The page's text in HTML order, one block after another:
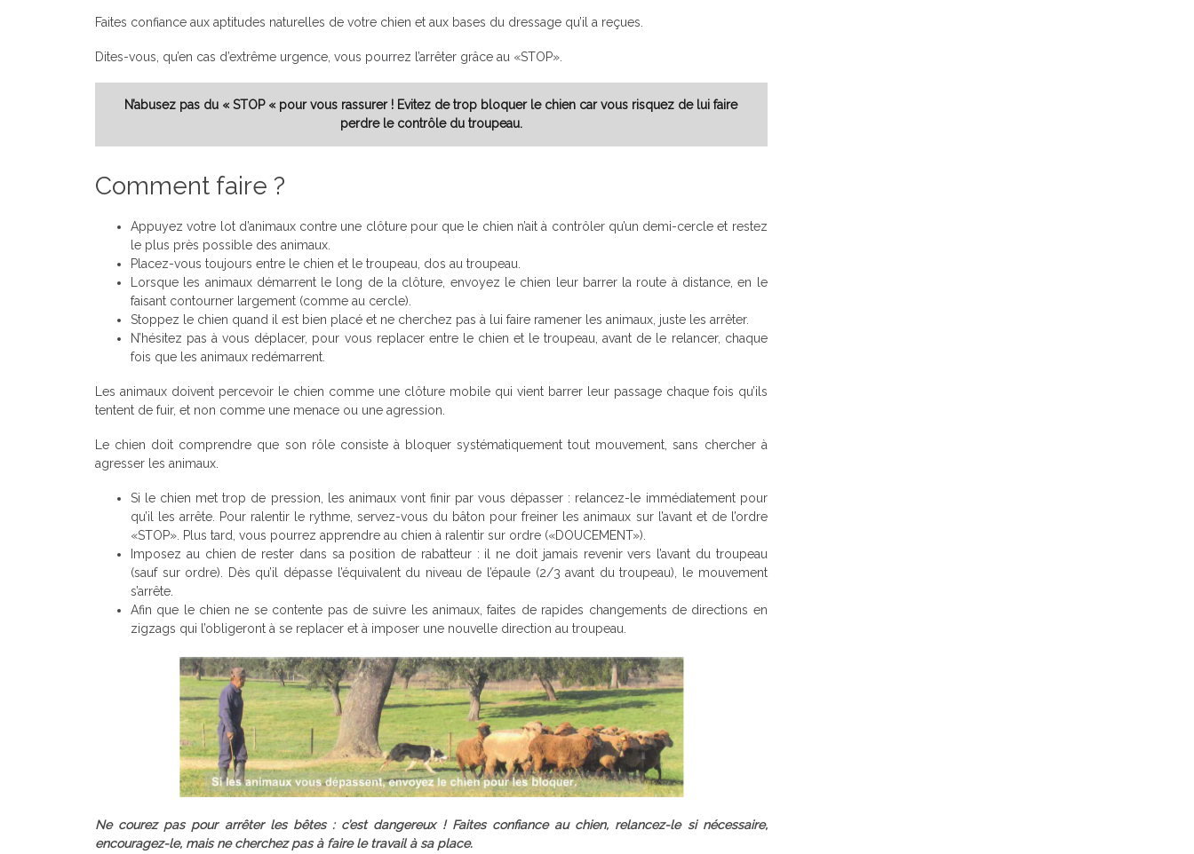
Faites confiance aux aptitudes naturelles de votre chien et aux bases du dressage qu’il a reçues.
Dites-vous, qu’en cas d’extrême urgence, vous pourrez l’arrêter grâce au «STOP».
N’abusez pas du « STOP « pour vous rassurer ! Evitez de trop bloquer le chien car vous risquez de lui faire
perdre le contrôle du troupeau.
Comment faire ?
Appuyez votre lot d’animaux contre une clôture pour que le chien n’ait à contrôler qu’un demi-cercle et restez
le plus près possible des animaux.
Placez-vous toujours entre le chien et le troupeau, dos au troupeau.
Lorsque les animaux démarrent le long de la clôture, envoyez le chien leur barrer la route à distance, en le
faisant contourner largement (comme au cercle).
Stoppez le chien quand il est bien placé et ne cherchez pas à lui faire ramener les animaux, juste les arrêter.
N’hésitez pas à vous déplacer, pour vous replacer entre le chien et le troupeau, avant de le relancer, chaque
fois que les animaux redémarrent.
Les animaux doivent percevoir le chien comme une clôture mobile qui vient barrer leur passage chaque fois qu’ils
tentent de fuir, et non comme une menace ou une agression.
Le chien doit comprendre que son rôle consiste à bloquer systématiquement tout mouvement, sans chercher à
agresser les animaux.
Si le chien met trop de pression, les animaux vont finir par vous dépasser : relancez-le immédiatement pour
qu’il les arrête. Pour ralentir le rythme, servez-vous du bâton pour freiner les animaux sur l’avant et de l’ordre
«STOP». Plus tard, vous pourrez apprendre au chien à ralentir sur ordre («DOUCEMENT»).
Imposez au chien de rester dans sa position de rabatteur : il ne doit jamais revenir vers l’avant du troupeau
(sauf sur ordre). Dès qu’il dépasse l’équivalent du niveau de l’épaule (2/3 avant du troupeau), le mouvement
s’arrête.
Afin que le chien ne se contente pas de suivre les animaux, faites de rapides changements de directions en
zigzags qui l’obligeront à se replacer et à imposer une nouvelle direction au troupeau.
Ne courez pas pour arrêter les bêtes : c’est dangereux ! Faites confiance au chien, relancez-le si nécessaire,
encouragez-le, mais ne cherchez pas à faire le travail à sa place.